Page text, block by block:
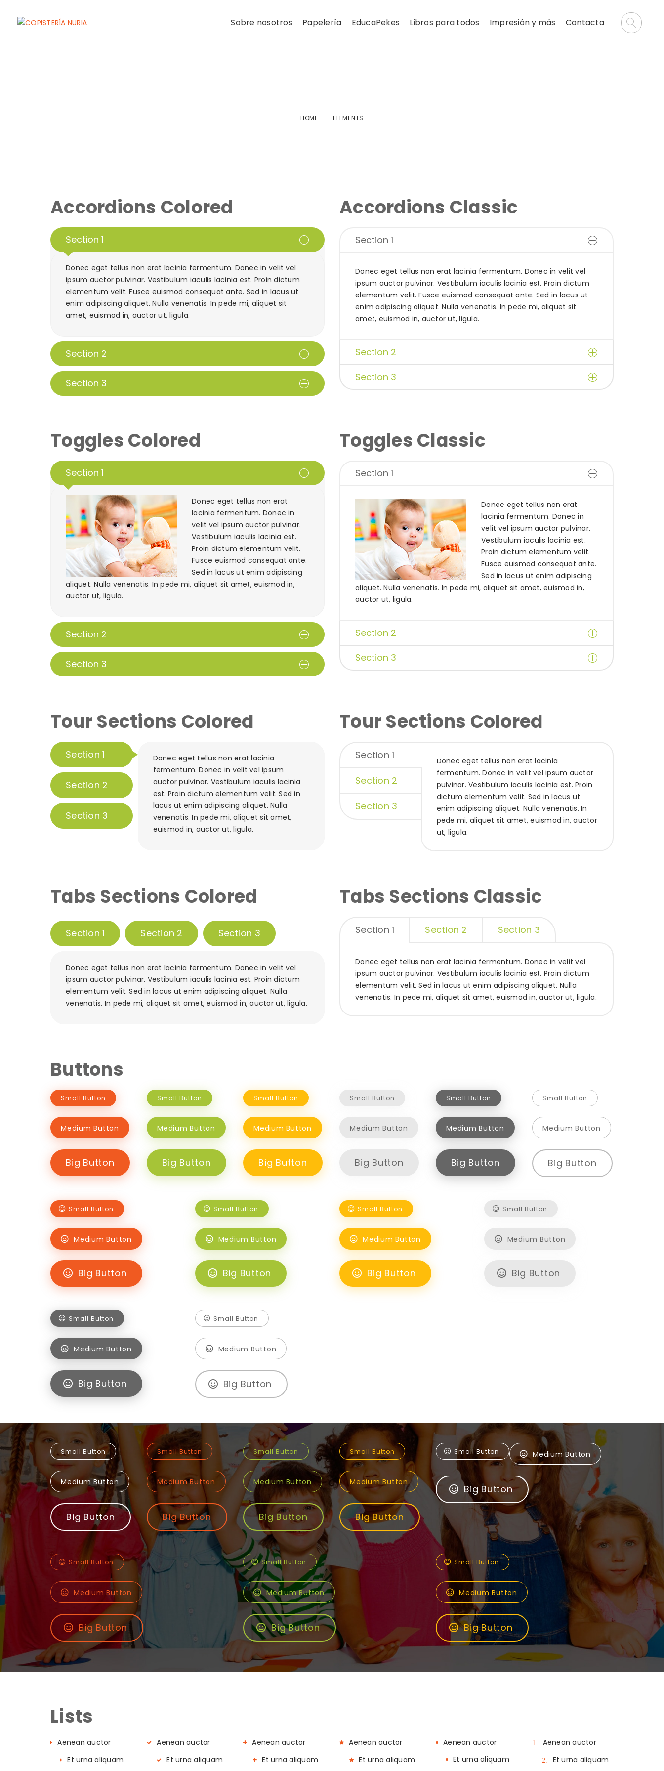
Sobre nosotros Papelería EducaPekes Libros para todos Impresión y más Contacta
HOME ELEMENTS
Accordions Colored
Section 1
Donec eget tellus non erat lacinia fermentum. Donec in velit vel
ipsum auctor pulvinar. Vestibulum iaculis lacinia est. Proin dictum
elementum velit. Fusce euismod consequat ante. Sed in lacus ut
enim adipiscing aliquet. Nulla venenatis. In pede mi, aliquet sit
amet, euismod in, auctor ut, ligula.
Section 2
Section 3
Accordions Classic
Section 1
Donec eget tellus non erat lacinia fermentum. Donec in velit vel
ipsum auctor pulvinar. Vestibulum iaculis lacinia est. Proin dictum
elementum velit. Fusce euismod consequat ante. Sed in lacus ut
enim adipiscing aliquet. Nulla venenatis. In pede mi, aliquet sit
amet, euismod in, auctor ut, ligula.
Section 2
Section 3
Toggles Colored
Section 1
Donec eget tellus non erat
lacinia fermentum. Donec in
velit vel ipsum auctor pulvinar.
Vestibulum iaculis lacinia est.
Proin dictum elementum velit.
Fusce euismod consequat ante.
Sed in lacus ut enim adipiscing
aliquet. Nulla venenatis. In pede mi, aliquet sit amet, euismod in,
auctor ut, ligula.
Section 2
Section 3
Toggles Classic
Section 1
Donec eget tellus non erat
lacinia fermentum. Donec in
velit vel ipsum auctor pulvinar.
Vestibulum iaculis lacinia est.
Proin dictum elementum velit.
Fusce euismod consequat ante.
Sed in lacus ut enim adipiscing
aliquet. Nulla venenatis. In pede mi, aliquet sit amet, euismod in,
auctor ut, ligula.
Section 2
Section 3
Tour Sections Colored
Section 1
Section 2
Section 3
Donec eget tellus non erat lacinia
fermentum. Donec in velit vel ipsum
auctor pulvinar. Vestibulum iaculis lacinia
est. Proin dictum elementum velit. Sed in
lacus ut enim adipiscing aliquet. Nulla
venenatis. In pede mi, aliquet sit amet,
euismod in, auctor ut, ligula.
Tour Sections Colored
Section 1
Section 2
Section 3
Donec eget tellus non erat lacinia
fermentum. Donec in velit vel ipsum auctor
pulvinar. Vestibulum iaculis lacinia est. Proin
dictum elementum velit. Sed in lacus ut
enim adipiscing aliquet. Nulla venenatis. In
pede mi, aliquet sit amet, euismod in, auctor
ut, ligula.
Tabs Sections Colored
Section 1 Section 2 Section 3
Donec eget tellus non erat lacinia fermentum. Donec in velit vel
ipsum auctor pulvinar. Vestibulum iaculis lacinia est. Proin dictum
elementum velit. Sed in lacus ut enim adipiscing aliquet. Nulla
venenatis. In pede mi, aliquet sit amet, euismod in, auctor ut, ligula.
Tabs Sections Classic
Section 1 Section 2 Section 3
Donec eget tellus non erat lacinia fermentum. Donec in velit vel
ipsum auctor pulvinar. Vestibulum iaculis lacinia est. Proin dictum
elementum velit. Sed in lacus ut enim adipiscing aliquet. Nulla
venenatis. In pede mi, aliquet sit amet, euismod in, auctor ut, ligula.
Buttons
Small Button
Medium Button
Big Button
Small Button
Medium Button
Big Button
Small Button
Medium Button
Big Button
Small Button
Medium Button
Big Button
Small Button
Medium Button
Big Button
Small Button
Medium Button
Big Button
Small Button
Medium Button
Big Button
Small Button
Medium Button
Big Button
Small Button
Medium Button
Big Button
Small Button
Medium Button
Big Button
Small Button
Medium Button
Big Button
Small Button
Medium Button
Big Button
Small Button
Medium Button
Big Button
Small Button
Medium Button
Big Button
Small Button
Medium Button
Big Button
Small Button
Medium Button
Big Button
Small Button Medium Button
Big Button
Small Button
Medium Button
Big Button
Small Button
Medium Button
Big Button
Small Button
Medium Button
Big Button
Lists
Aenean auctor
Et urna aliquam
Aenean auctor
Et urna aliquam
Aenean auctor
Et urna aliquam
Aenean auctor
Et urna aliquam
Aenean auctor
Et urna aliquam
Aenean auctor
Et urna aliquam